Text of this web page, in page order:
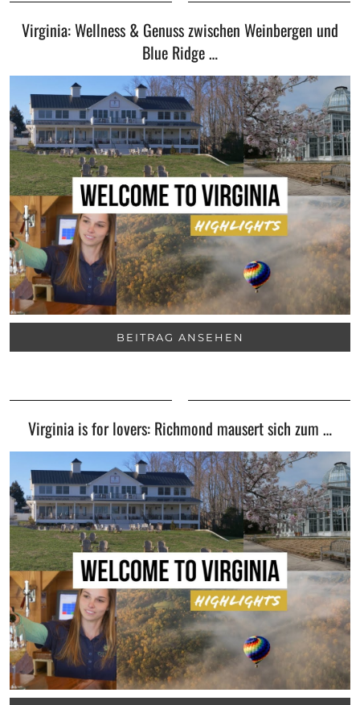
Virginia: Wellness & Genuss zwischen Weinbergen und
Blue Ridge …
BEITRAG ANSEHEN
Virginia is for lovers: Richmond mausert sich zum …